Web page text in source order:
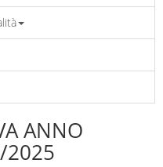
ANNO
2025